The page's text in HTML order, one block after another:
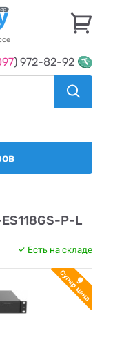
) 972-82-92
P-L
Есть на складе